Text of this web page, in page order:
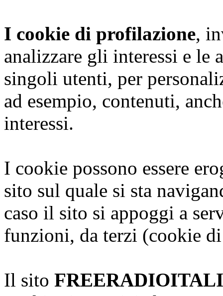
I cookie di profilazione,
analizzare gli interessi e
singoli utenti, per
ad esempio, contenuti,
interessi.
I cookie possono essere
sito sul quale si sta
caso il sito si appoggi a
funzioni, da terzi (cookie
Il sito